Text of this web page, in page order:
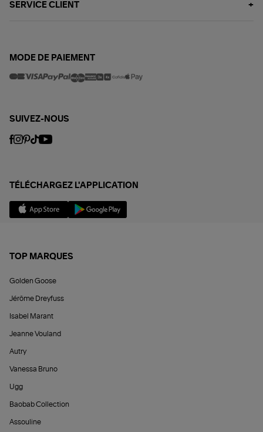
SERVICE CLIENT
MODE DE PAIEMENT
SUIVEZ-NOUS
TÉLÉCHARGEZ L'APPLICATION
TOP MARQUES
Golden Goose
Jérôme Dreyfuss
Isabel Marant
Jeanne Vouland
Autry
Vanessa Bruno
Ugg
Baobab Collection
Assouline